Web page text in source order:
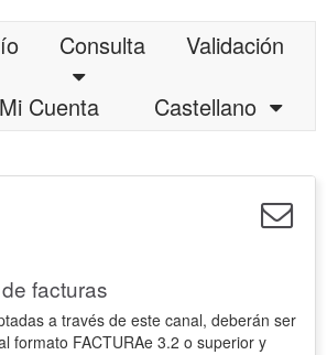
Consulta
Validación
Mi Cuenta
Castellano
facturas
a través de este canal, deberán ser
formato FACTURAe 3.2 o superior y